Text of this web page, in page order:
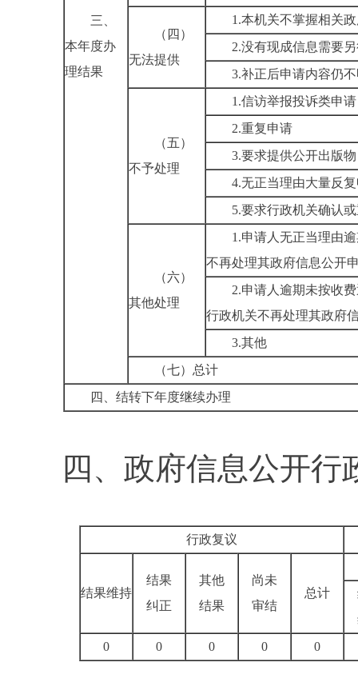
三、
本年度办
理结果
（四）
无法提供
1.本机关不掌握相关
2.没有现成信息需要
3.补正后申请内容仍
（五）
不予处理
1.信访举报投诉类申请
2.重复申请
3.要求提供公开出版物
4.无正当理由大量反
5.要求行政机关确认
（六）
其他处理
1.申请人无正当理由
不再处理其政府信息公开
2.申请人逾期未按收
行政机关不再处理其政府
3.其他
（七）总计
四、结转下年度继续办理
四、政府信息公开行
行政复议
结果维持
结果
纠正
其他
结果
尚未
审结
总计
0
0 0 0 0